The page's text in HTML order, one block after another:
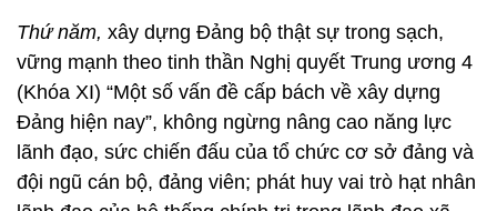
Thứ năm, xây dựng Đảng bộ thật sự trong sạch,
vững mạnh theo tinh thần Nghị quyết Trung ương 4
(Khóa XI) “Một số vấn đề cấp bách về xây dựng
Đảng hiện nay”, không ngừng nâng cao năng lực
lãnh đạo, sức chiến đấu của tổ chức cơ sở đảng và
đội ngũ cán bộ, đảng viên; phát huy vai trò hạt nhân